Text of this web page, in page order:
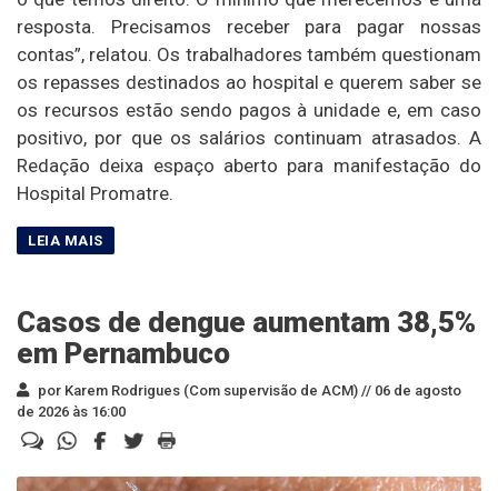
resposta. Precisamos receber para pagar nossas
contas”, relatou. Os trabalhadores também questionam
os repasses destinados ao hospital e querem saber se
os recursos estão sendo pagos à unidade e, em caso
positivo, por que os salários continuam atrasados. A
Redação deixa espaço aberto para manifestação do
Hospital Promatre.
Casos de dengue aumentam 38,5%
em Pernambuco
por Karem Rodrigues (Com supervisão de ACM) // 06 de agosto
de 2026 às 16:00